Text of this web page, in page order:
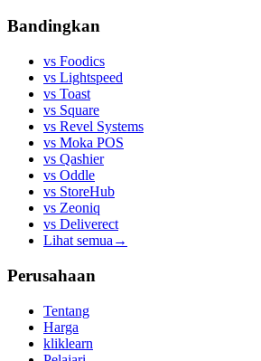
Bandingkan
vs Foodics
vs Lightspeed
vs Toast
vs Square
vs Revel Systems
vs Moka POS
vs Qashier
vs Oddle
vs StoreHub
vs Zeoniq
vs Deliverect
Lihat semua →
Perusahaan
Tentang
Harga
kliklearn